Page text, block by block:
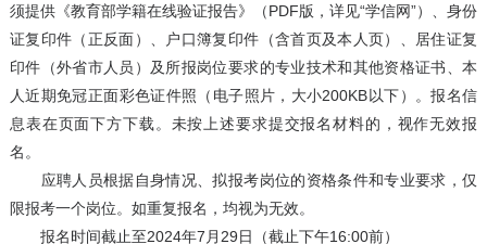
须提供《教育部学籍在线验证报告》（PDF版，详见“学信网”）、身份
证复印件（正反面）、户口簿复印件（含首页及本人页）、居住证复
印件（外省市人员）及所报岗位要求的专业技术和其他资格证书、本
人近期免冠正面彩色证件照（电子照片，大小200KB以下）。报名信
息表在页面下方下载。未按上述要求提交报名材料的，视作无效报
名。
应聘人员根据自身情况、拟报考岗位的资格条件和专业要求，仅
限报考一个岗位。如重复报名，均视为无效。
报名时间截止至2024年7月29日（截止下午16:00前）